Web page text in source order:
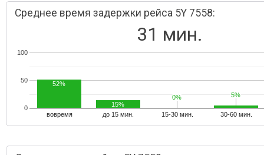
Среднее время задержки рейса 5Y 7558:
31 мин.
вовремя до 15 мин. 15-30 мин. 30-60 мин.
0
50
100
52%
15%
0%
0% 5%
5%